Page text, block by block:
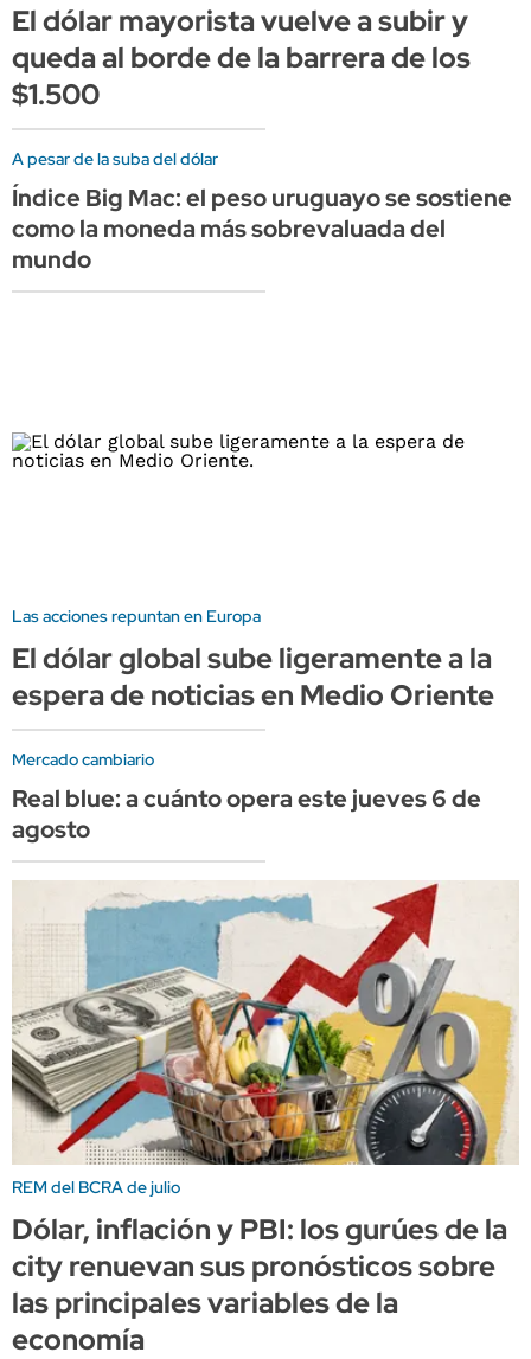
El dólar mayorista vuelve a subir y
queda al borde de la barrera de los
$1.500
A pesar de la suba del dólar
Índice Big Mac: el peso uruguayo se sostiene
como la moneda más sobrevaluada del
mundo
Las acciones repuntan en Europa
El dólar global sube ligeramente a la
espera de noticias en Medio Oriente
Mercado cambiario
Real blue: a cuánto opera este jueves 6 de
agosto
REM del BCRA de julio
Dólar, inflación y PBI: los gurúes de la
city renuevan sus pronósticos sobre
las principales variables de la
economía